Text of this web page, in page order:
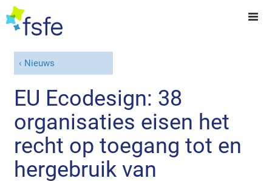
Nieuws
EU Ecodesign: 38
organisaties eisen het
recht op toegang tot en
hergebruik van